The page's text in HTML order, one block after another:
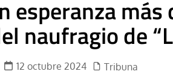
Economía
El cuidado de la creación
Experiencia
Cultura
La
esperanza más
naufragio de
12 octubre 2024 Tribuna